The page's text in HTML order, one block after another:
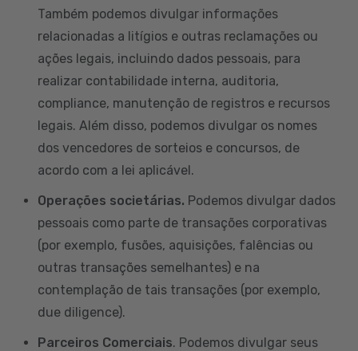
Também podemos divulgar informações
relacionadas a litígios e outras reclamações ou
ações legais, incluindo dados pessoais, para
realizar contabilidade interna, auditoria,
compliance, manutenção de registros e recursos
legais. Além disso, podemos divulgar os nomes
dos vencedores de sorteios e concursos, de
acordo com a lei aplicável.
Operações societárias. Podemos divulgar dados
pessoais como parte de transações corporativas
(por exemplo, fusões, aquisições, falências ou
outras transações semelhantes) e na
contemplação de tais transações (por exemplo,
due diligence).
Parceiros Comerciais. Podemos divulgar seus